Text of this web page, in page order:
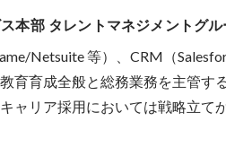
本部 タレントマネジメントグ
Netsuite 等）、CRM（
育育成全般と総務業務を主管す
ャリア採用においては戦略立て